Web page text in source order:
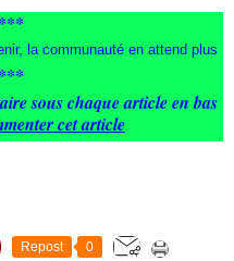
sous chaque article en bas
cet article
Repost 0